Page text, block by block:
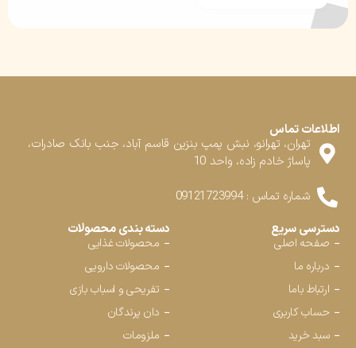
اطلاعات تماس
تهران، تهرانو، نبش پمپ بنزین قاسم آباد، جنب بانک صادرات،
پاساژ خادم زاده، واحد 10
شماره تماس : 09121723994
دسترسی سریع
صفحه اصلی
درباره ما
ارتباط باما
حساب کاربری
سبد خرید
دسته بندی محصولات
محصولات غذایی
محصولات دارویی
تفریحی و اسباب بازی
دان پرندگان
ملزومات